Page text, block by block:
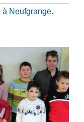
à Neufgrange.